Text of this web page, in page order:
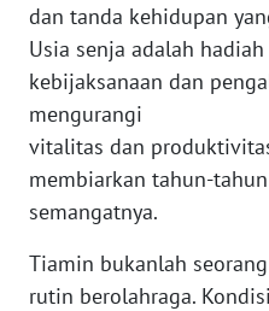
dan tanda kehidupan
Usia senja adalah
kebijaksanaan dan
mengurangi
vitalitas dan
membiarkan tahun-
semangatnya.
Tiamin bukanlah
rutin berolahraga.
WN
SUMBAR
WN
SUMSEL
WN
WN